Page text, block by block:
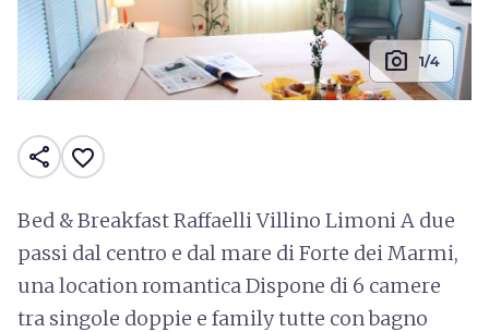
photo_camera 1/4
share favorite_border
Bed & Breakfast Raffaelli Villino Limoni A due
passi dal centro e dal mare di Forte dei Marmi,
una location romantica Dispone di 6 camere
tra singole doppie e family tutte con bagno